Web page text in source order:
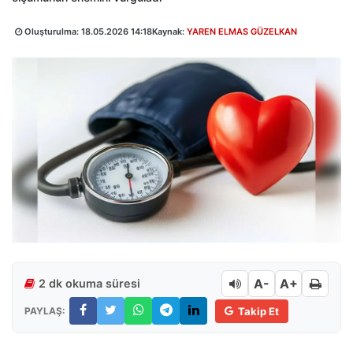
Oluşturulma: 18.05.2026 14:18Kaynak: YAREN ELMAS GÜZELKAN
2 dk okuma süresi A- A+
PAYLAŞ: Takip Et